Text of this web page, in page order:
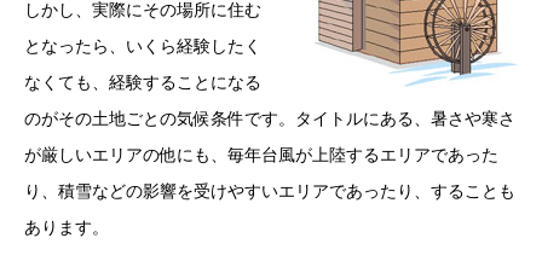
しかし、実際にその場所に住む
となったら、いくら経験したく
なくても、経験することになる
のがその土地ごとの気候条件です。タイトルにある、暑さや寒さ
が厳しいエリアの他にも、毎年台風が上陸するエリアであった
り、積雪などの影響を受けやすいエリアであったり、することも
あります。